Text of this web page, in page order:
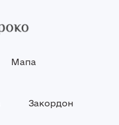
Мапа
Закордон